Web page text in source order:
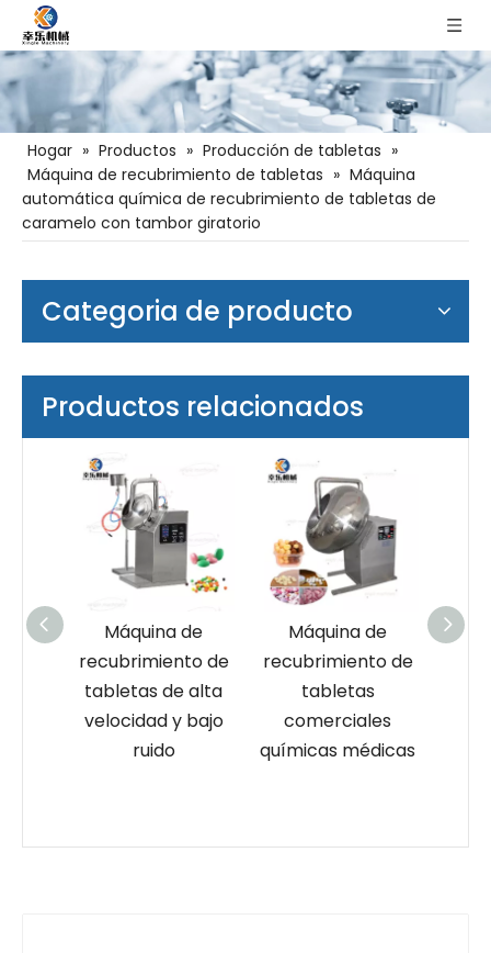
Hogar » Productos » Producción de tabletas »
Máquina de recubrimiento de tabletas » Máquina
automática química de recubrimiento de tabletas de
caramelo con tambor giratorio
Categoria de producto
Productos relacionados
de
Máquina de
recubrimiento de
tabletas
comerciales
químicas médicas
Máquina de
recubrimiento de
tabletas
automática
multifuncional de